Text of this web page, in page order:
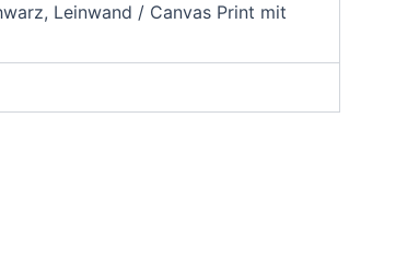
Leinwand / Canvas Print mit